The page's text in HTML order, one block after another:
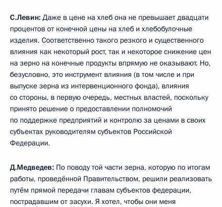
С.Левин: Даже в цене на хлеб она не превышает двадцати
процентов от конечной цены на хлеб и хлебобулочные
изделия. Соответственно такого резкого и существенного
влияния как некоторый рост, так и некоторое снижение цен
на зерно на конечные продукты впрямую не оказывают. Но,
безусловно, это инструмент влияния (в том числе и при
выпуске зерна из интервенционного фонда), влияния
со стороны, в первую очередь, местных властей, поскольку
принято решение о предоставлении полномочий
по поддержке предприятий и контролю за ценами в своих
субъектах руководителям субъектов Российской
Федерации.
Д.Медведев: По поводу той части зерна, которую по итогам
работы, проведённой Правительством, решили реализовать
путём прямой передачи главам субъектов федерации,
пострадавшим от засухи. Я хотел, чтобы они меня